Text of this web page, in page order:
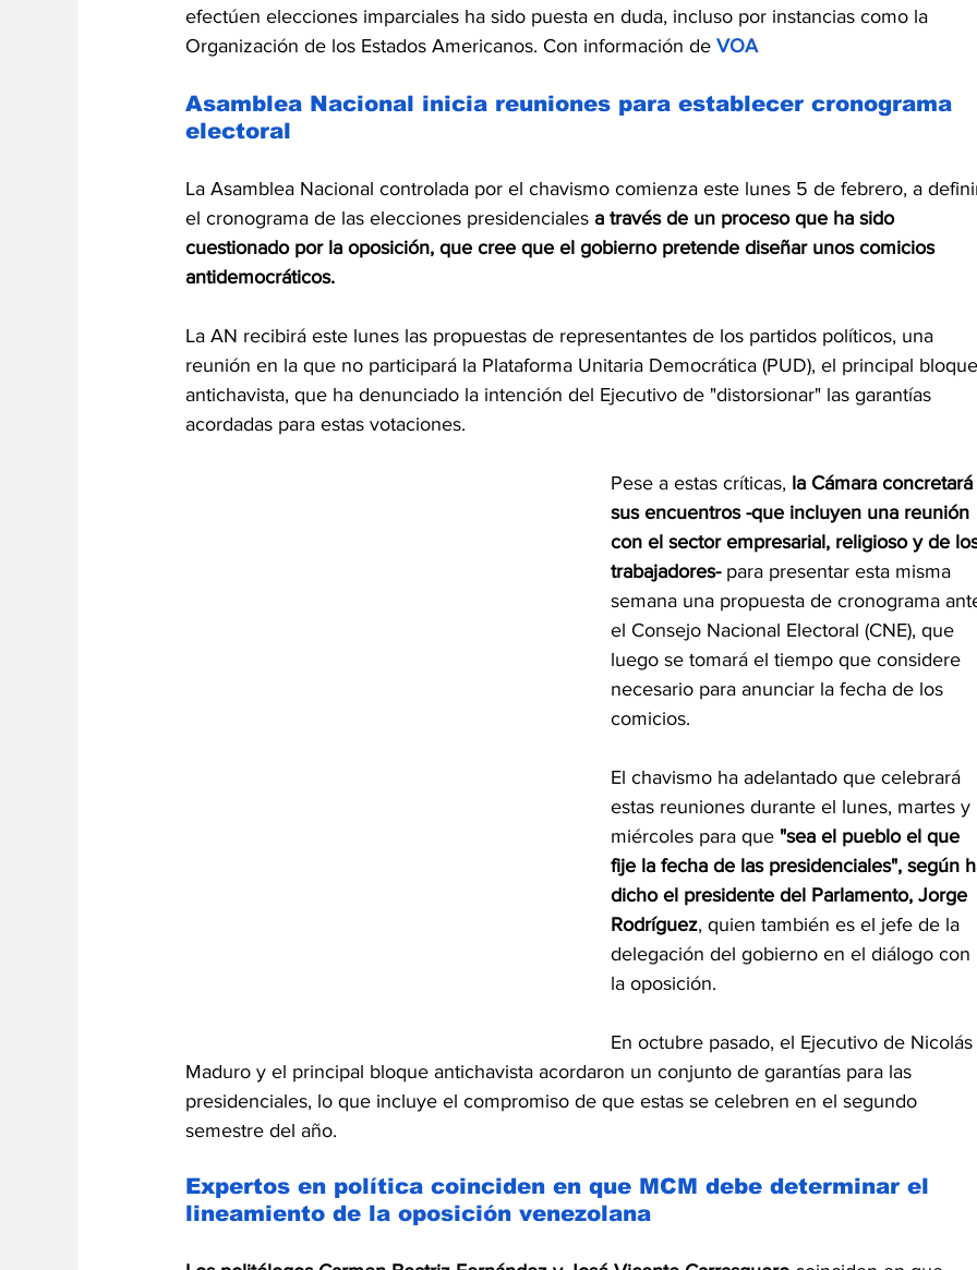
efectúen elecciones imparciales ha sido puesta en duda, incluso por instancias como la
Organización de los Estados Americanos. Con información de VOA
Asamblea Nacional inicia reuniones para establecer cronograma
electoral
La Asamblea Nacional controlada por el chavismo comienza este lunes 5 de febrero, a
el cronograma de las elecciones presidenciales a través de un proceso que ha sido
cuestionado por la oposición, que cree que el gobierno pretende diseñar unos comicios
antidemocráticos.
La AN recibirá este lunes las propuestas de representantes de los partidos políticos, una
reunión en la que no participará la Plataforma Unitaria Democrática (PUD), el principal
antichavista, que ha denunciado la intención del Ejecutivo de "distorsionar" las garantías
acordadas para estas votaciones.
Pese a estas críticas, la Cámara concretará
sus encuentros -que incluyen una reunión
con el sector empresarial, religioso y de
trabajadores- para presentar esta misma
semana una propuesta de cronograma
el Consejo Nacional Electoral (CNE), que
luego se tomará el tiempo que considere
necesario para anunciar la fecha de los
comicios.
El chavismo ha adelantado que celebrará
estas reuniones durante el lunes, martes y
miércoles para que "sea el pueblo el que
fije la fecha de las presidenciales", según
dicho el presidente del Parlamento, Jorge
Rodríguez, quien también es el jefe de la
delegación del gobierno en el diálogo con
la oposición.
En octubre pasado, el Ejecutivo de Nicolás
Maduro y el principal bloque antichavista acordaron un conjunto de garantías para las
presidenciales, lo que incluye el compromiso de que estas se celebren en el segundo
semestre del año.
Expertos en política coinciden en que MCM debe determinar el
lineamiento de la oposición venezolana